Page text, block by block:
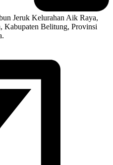
Jeruk Kelurahan Aik Raya,
Kabupaten Belitung, Provinsi